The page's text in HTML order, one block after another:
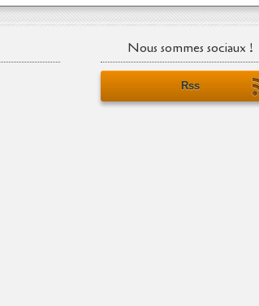
Nous sommes sociaux !
Rss